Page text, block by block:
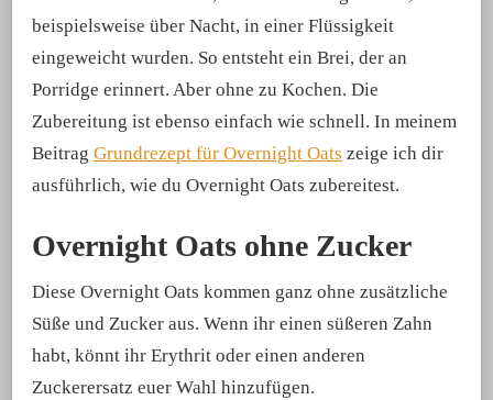
beispielsweise über Nacht, in einer Flüssigkeit
eingeweicht wurden. So entsteht ein Brei, der an
Porridge erinnert. Aber ohne zu Kochen. Die
Zubereitung ist ebenso einfach wie schnell. In meinem
Beitrag Grundrezept für Overnight Oats zeige ich dir
ausführlich, wie du Overnight Oats zubereitest.
Overnight Oats ohne Zucker
Diese Overnight Oats kommen ganz ohne zusätzliche
Süße und Zucker aus. Wenn ihr einen süßeren Zahn
habt, könnt ihr Erythrit oder einen anderen
Zuckerersatz euer Wahl hinzufügen.